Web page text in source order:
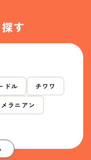
す
ドル チワワ
ラニアン